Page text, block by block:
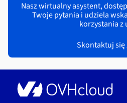
Nasz wirtualny asystent,
Twoje pytania i udziela
korzystania z
Skontaktuj się